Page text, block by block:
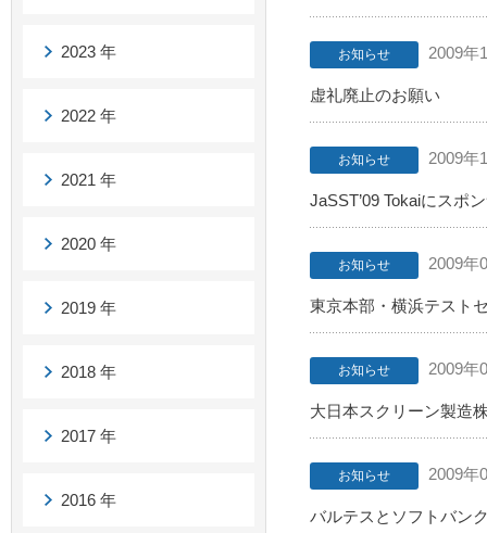
お知らせ 2009年
虚礼廃止のお願い
お知らせ 2009年
JaSST’09 Tokaiにスポ
お知らせ 2009年
東京本部・横浜テスト
お知らせ 2009年
大日本スクリーン製造
お知らせ 2009年
バルテスとソフトバン
2023 年
2022 年
2021 年
2020 年
2019 年
2018 年
2017 年
2016 年